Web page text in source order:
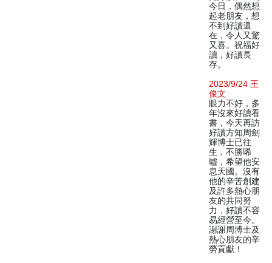
今日，偶然想
起老朋友，想
不到好讀還
在，令人又驚
又喜。祝福好
讀，好讀長
存。
2023/9/24 王
俊文
眼力不好，多
年沒來好讀看
書，今天再訪
好讀方知周劍
輝博士已往
生，不勝唏
噓，希望他安
息天國。沒有
他的辛苦創建
及許多熱心朋
友的共同努
力，好讀不容
易經營至今。
謝謝周博士及
熱心朋友的辛
勞貢獻！